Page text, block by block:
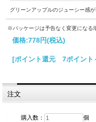
グリーンアップルのジューシー感
※パッケージは予告なく変更になる
価格:778円(税込)
[ポイント還元 7ポイント
注文
購入数： 個